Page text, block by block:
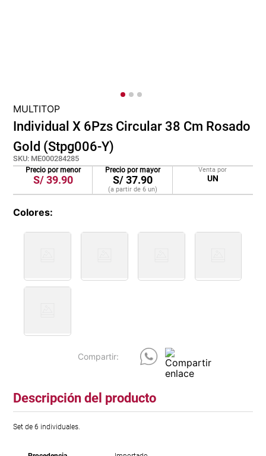
MULTITOP
Individual X 6Pzs Circular 38 Cm Rosado
Gold (Stpg006-Y)
SKU: ME000284285
Precio por menor
S/39.90
Precio por mayor
S/37.90
(a partir de 6 un)
Venta por
UN
Colores
Descripción del producto
Set de 6 individuales.